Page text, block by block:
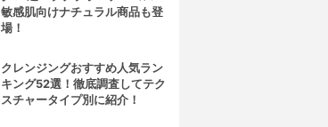
敏感肌向けナチュラル商品も登
場！
クレンジングおすすめ人気ラン
キング52選！徹底調査してテク
スチャータイプ別に紹介！